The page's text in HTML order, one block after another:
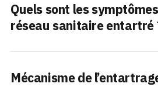
Quels sont les symptômes
réseau sanitaire entartré
Mécanisme de